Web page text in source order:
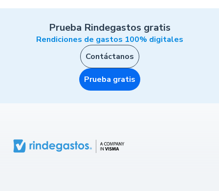
Prueba Rindegastos gratis
Rendiciones de gastos 100% digitales
Contáctanos
Prueba gratis